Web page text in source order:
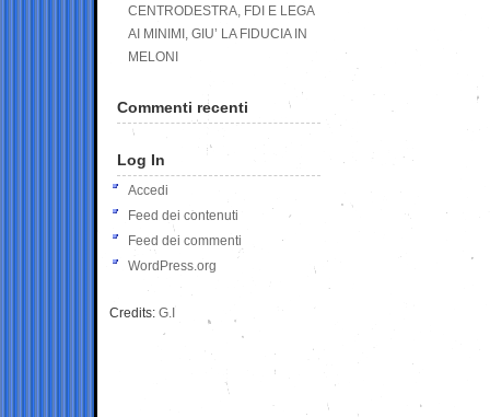
CENTRODESTRA, FDI E LEGA
AI MINIMI, GIU’ LA FIDUCIA IN
MELONI
Commenti recenti
Log In
Accedi
Feed dei contenuti
Feed dei commenti
WordPress.org
Credits: G.I